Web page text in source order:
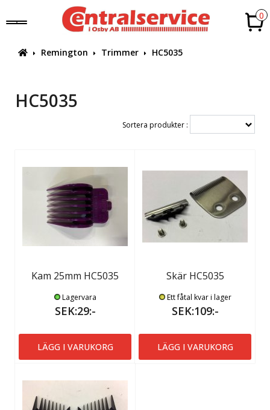
0
Remington Trimmer HC5035
HC5035
Sortera produkter :
Kam 25mm HC5035
Lagervara
SEK:29:-
LÄGG I VARUKORG
Skär HC5035
Ett fåtal kvar i lager
SEK:109:-
LÄGG I VARUKORG